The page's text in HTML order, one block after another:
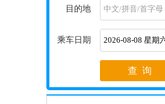
目的地
乘车日期
查 询